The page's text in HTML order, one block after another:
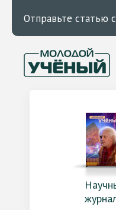
Отправьте статью